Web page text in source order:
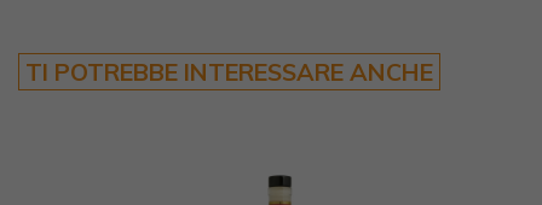
TI POTREBBE INTERESSARE ANCHE